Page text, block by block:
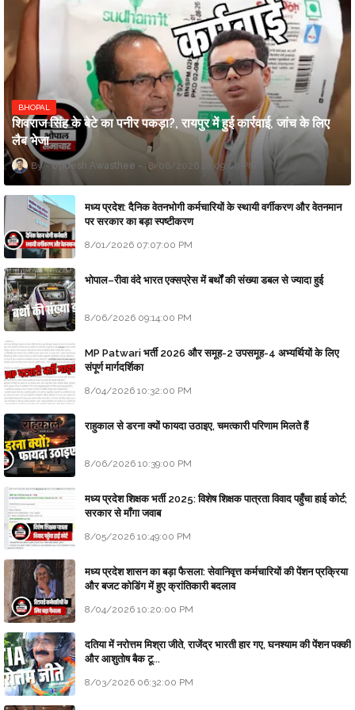
BHOPAL
शिवराज सिंह के बेटे का पनीर पकड़ा?, रायपुर में हुई कार्रवाई, जांच के लिए
लैब भेजा
Updesh Awasthee 8/06/2026 10:09:00 PM
मध्य प्रदेश: दैनिक वेतनभोगी कर्मचारियों के स्थायी वर्गीकरण और वेतनमान
पर सरकार का बड़ा स्पष्टीकरण
8/01/2026 07:07:00 PM
भोपाल–रीवा वंदे भारत एक्सप्रेस में बर्थों की संख्या डबल से ज्यादा हुई
8/06/2026 09:14:00 PM
MP Patwari भर्ती 2026 और समूह-2 उपसमूह-4 अभ्यर्थियों के लिए
संपूर्ण मार्गदर्शिका
8/04/2026 10:32:00 PM
राहुकाल से डरना क्यों फायदा उठाइए, चमत्कारी परिणाम मिलते हैं
8/06/2026 10:39:00 PM
मध्य प्रदेश शिक्षक भर्ती 2025: विशेष शिक्षक पात्रता विवाद पहुँचा हाई कोर्ट;
सरकार से माँगा जवाब
8/05/2026 10:49:00 PM
मध्य प्रदेश शासन का बड़ा फैसला: सेवानिवृत्त कर्मचारियों की पेंशन प्रक्रिया
और बजट कोडिंग में हुए क्रांतिकारी बदलाव
8/04/2026 10:20:00 PM
दतिया में नरोत्तम मिश्रा जीते, राजेंद्र भारती हार गए, घनश्याम की पेंशन पक्की
और आशुतोष बैक टू...
8/03/2026 06:32:00 PM